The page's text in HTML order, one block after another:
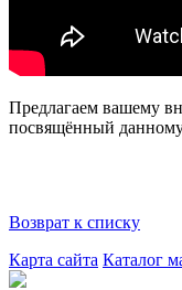
Предлагаем вашему
посвящённый
Возврат к списку
Карта сайта Каталог